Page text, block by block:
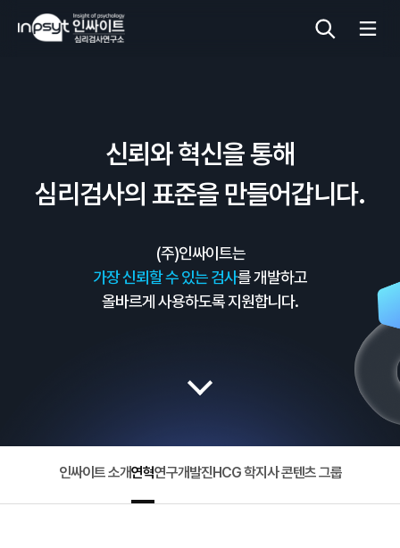
신뢰와 혁신을 통해
심리검사의 표준을 만들어갑니다.
(주)인싸이트는
가장 신뢰할 수 있는 검사를 개발하고
올바르게 사용하도록 지원합니다.
인싸이트 소개연혁연구개발진HCG 학지사 콘텐츠 그룹